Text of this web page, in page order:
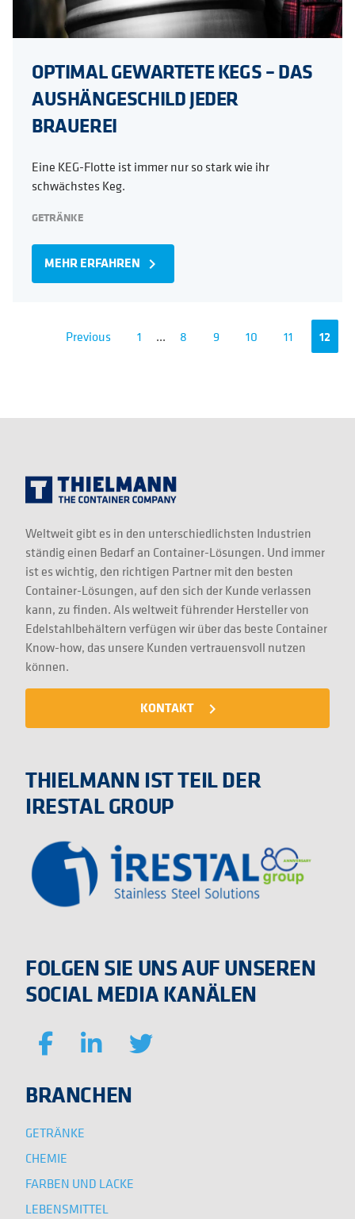
OPTIMAL GEWARTETE KEGS – DAS
AUSHÄNGESCHILD JEDER
BRAUEREI
Eine KEG-Flotte ist immer nur so stark wie ihr
schwächstes Keg.
GETRÄNKE
MEHR ERFAHREN navigate_next
Previous 1 ... 8 9 10 11 12
Weltweit gibt es in den unterschiedlichsten Industrien
ständig einen Bedarf an Container-Lösungen. Und immer
ist es wichtig, den richtigen Partner mit den besten
Container-Lösungen, auf den sich der Kunde verlassen
kann, zu finden. Als weltweit führender Hersteller von
Edelstahlbehältern verfügen wir über das beste Container
Know-how, das unsere Kunden vertrauensvoll nutzen
können.
KONTAKT navigate_next
THIELMANN IST TEIL DER
IRESTAL GROUP
FOLGEN SIE UNS AUF UNSEREN
SOCIAL MEDIA KANÄLEN
BRANCHEN
GETRÄNKE
CHEMIE
FARBEN UND LACKE
LEBENSMITTEL